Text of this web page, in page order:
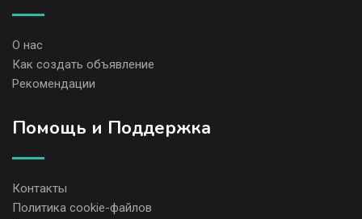
О нас
Как создать объявление
Рекомендации
Помощь и Поддержка
Контакты
Политика cookie-файлов